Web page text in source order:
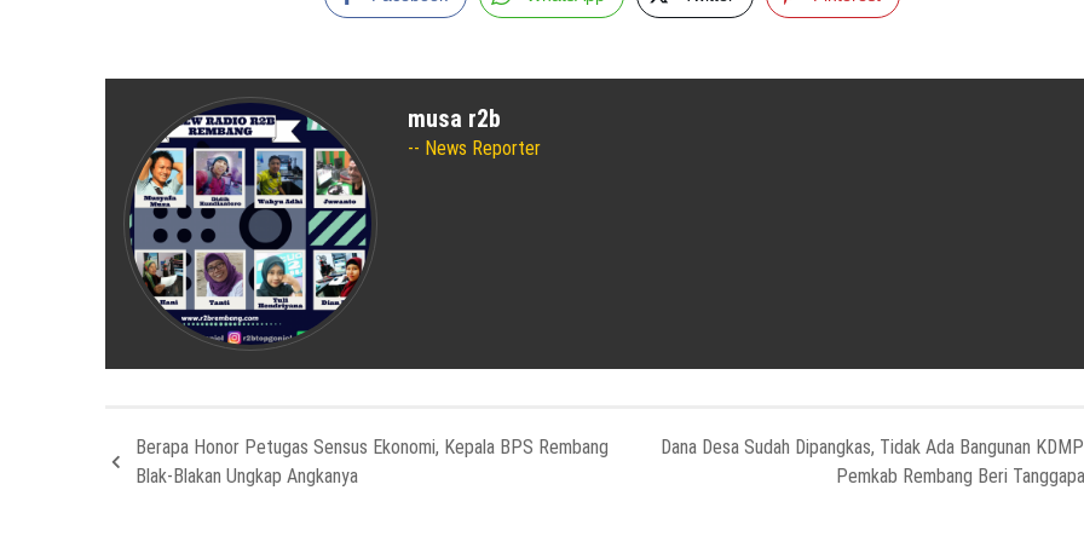
musa r2b
News Reporter
Berapa Honor Petugas Sensus Ekonomi, Kepala BPS Rembang
Blak-Blakan Ungkap Angkanya
Dana Desa Sudah Dipangkas, Tidak Ada Bangunan
Pemkab Rembang Beri